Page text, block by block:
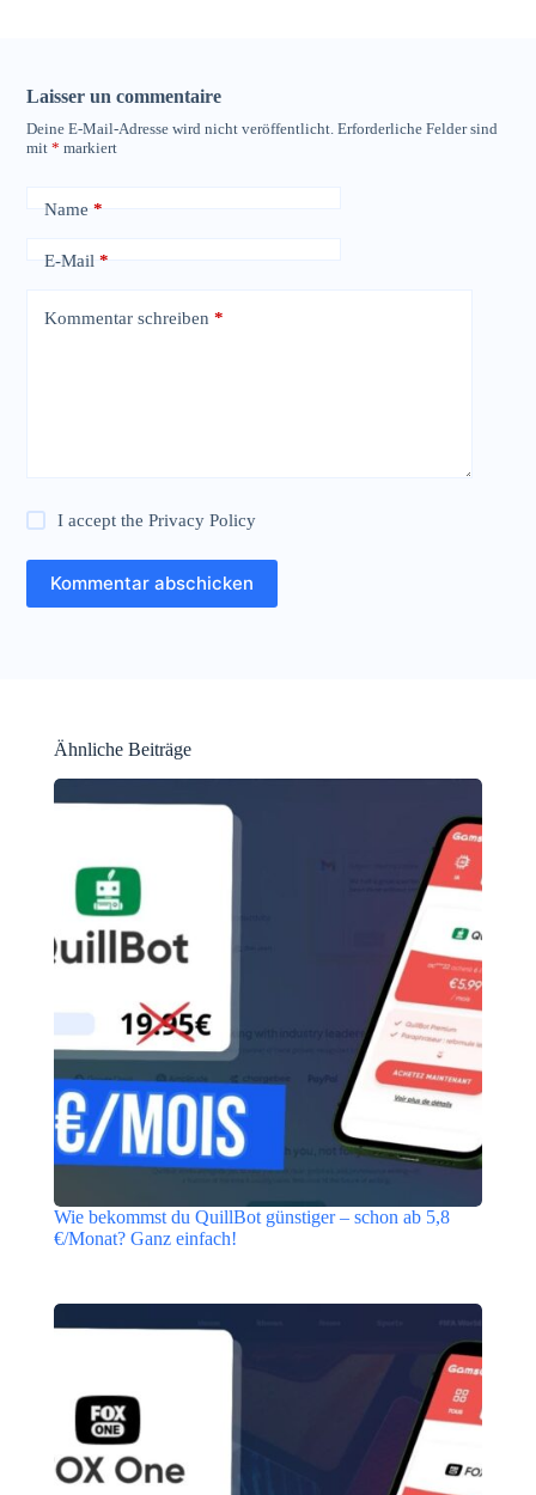
Laisser un commentaire
Deine E-Mail-Adresse wird nicht veröffentlicht. Erforderliche Felder sind
mit* markiert
Name *
E-Mail *
Kommentar schreiben *
I accept the Privacy Policy
Kommentar abschicken
Ähnliche Beiträge
Wie bekommst du QuillBot günstiger – schon ab 5,8
€/Monat? Ganz einfach!